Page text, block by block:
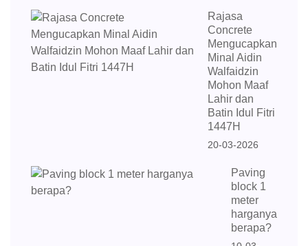
Rajasa
Concrete
Mengucapkan
Minal Aidin
Walfaidzin
Mohon Maaf
Lahir dan
Batin Idul Fitri
1447H
20-03-2026
Paving
block 1
meter
harganya
berapa?